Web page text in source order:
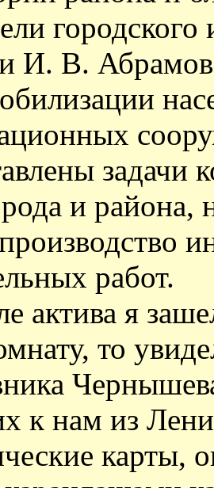
И. В. Абрамов
задачи
и
работ.
актива я
то
к нам из
карты,